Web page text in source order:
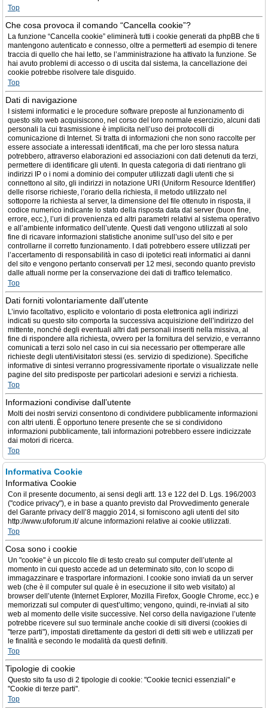
Top
Che cosa provoca il comando “Cancella cookie”?
La funzione “Cancella cookie” eliminerà tutti i cookie generati da phpBB che ti
mantengono autenticato e connesso, oltre a permetterti ad esempio di tenere
traccia di quello che hai letto, se l’amministrazione ha attivato la funzione. Se
hai avuto problemi di accesso o di uscita dal sistema, la cancellazione dei
cookie potrebbe risolvere tale disguido.
Top
Dati di navigazione
I sistemi informatici e le procedure software preposte al funzionamento di
questo sito web acquisiscono, nel corso del loro normale esercizio, alcuni dati
personali la cui trasmissione è implicita nell’uso dei protocolli di
comunicazione di Internet. Si tratta di informazioni che non sono raccolte per
essere associate a interessati identificati, ma che per loro stessa natura
potrebbero, attraverso elaborazioni ed associazioni con dati detenuti da terzi,
permettere di identificare gli utenti. In questa categoria di dati rientrano gli
indirizzi IP o i nomi a dominio dei computer utilizzati dagli utenti che si
connettono al sito, gli indirizzi in notazione URI (Uniform Resource Identifier)
delle risorse richieste, l’orario della richiesta, il metodo utilizzato nel
sottoporre la richiesta al server, la dimensione del file ottenuto in risposta, il
codice numerico indicante lo stato della risposta data dal server (buon fine,
errore, ecc.), l’uri di provenienza ed altri parametri relativi al sistema operativo
e all’ambiente informatico dell’utente. Questi dati vengono utilizzati al solo
fine di ricavare informazioni statistiche anonime sull’uso del sito e per
controllarne il corretto funzionamento. I dati potrebbero essere utilizzati per
l’accertamento di responsabilità in caso di ipotetici reati informatici ai danni
del sito e vengono pertanto conservati per 12 mesi, secondo quanto previsto
dalle attuali norme per la conservazione dei dati di traffico telematico.
Top
Dati forniti volontariamente dall’utente
L’invio facoltativo, esplicito e volontario di posta elettronica agli indirizzi
indicati su questo sito comporta la successiva acquisizione dell’indirizzo del
mittente, nonché degli eventuali altri dati personali inseriti nella missiva, al
fine di rispondere alla richiesta, ovvero per la fornitura del servizio, e verranno
comunicati a terzi solo nel caso in cui sia necessario per ottemperare alle
richieste degli utenti/visitatori stessi (es. servizio di spedizione). Specifiche
informative di sintesi verranno progressivamente riportate o visualizzate nelle
pagine del sito predisposte per particolari adesioni e servizi a richiesta.
Top
Informazioni condivise dall’utente
Molti dei nostri servizi consentono di condividere pubblicamente informazioni
con altri utenti. È opportuno tenere presente che se si condividono
informazioni pubblicamente, tali informazioni potrebbero essere indicizzate
dai motori di ricerca.
Top
Informativa Cookie
Informativa Cookie
Con il presente documento, ai sensi degli artt. 13 e 122 del D. Lgs. 196/2003
("codice privacy"), e in base a quanto previsto dal Provvedimento generale
del Garante privacy dell’8 maggio 2014, si forniscono agli utenti del sito
http://www.ufoforum.it/ alcune informazioni relative ai cookie utilizzati.
Top
Cosa sono i cookie
Un "cookie" è un piccolo file di testo creato sul computer dell’utente al
momento in cui questo accede ad un determinato sito, con lo scopo di
immagazzinare e trasportare informazioni. I cookie sono inviati da un server
web (che è il computer sul quale è in esecuzione il sito web visitato) al
browser dell’utente (Internet Explorer, Mozilla Firefox, Google Chrome, ecc.) e
memorizzati sul computer di quest’ultimo; vengono, quindi, re-inviati al sito
web al momento delle visite successive. Nel corso della navigazione l’utente
potrebbe ricevere sul suo terminale anche cookie di siti diversi (cookies di
"terze parti"), impostati direttamente da gestori di detti siti web e utilizzati per
le finalità e secondo le modalità da questi definiti.
Top
Tipologie di cookie
Questo sito fa uso di 2 tipologie di cookie: "Cookie tecnici essenziali" e
"Cookie di terze parti".
Top